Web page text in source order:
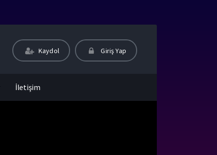
Kaydol Giriş Yap
İletişim